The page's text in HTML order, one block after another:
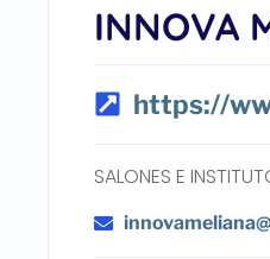
INNOVA
https://
SALONES E